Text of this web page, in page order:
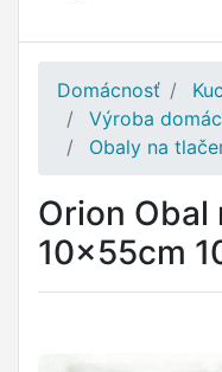
Domácnosť
Výroba
Obaly na
Orion Obal
10x55cm